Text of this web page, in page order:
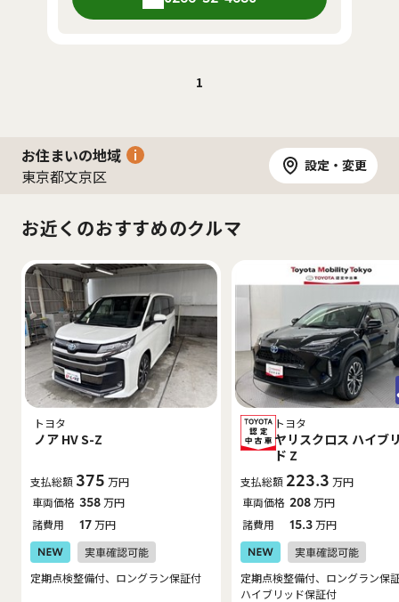
1
お住まいの地域
東京都文京区
設定・変更
お近くのおすすめのクルマ
トヨタ
ノア HV S-Z
支払総額 375 万円
車両価格 358万円
諸費用
17万円
定期点検整備付、ロングラン保証付
トヨタ
ヤリスクロス ハイブ
ド Z
支払総額 223.3 万円
車両価格 208万円
諸費用
15.3万円
定期点検整備付、ロングラン保
ハイブリッド保証付